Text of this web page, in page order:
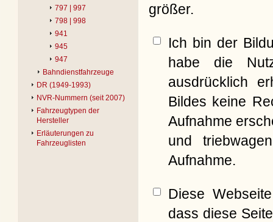
797 | 997
798 | 998
941
945
947
Bahndienstfahrzeuge
DR (1949-1993)
NVR-Nummern (seit 2007)
Fahrzeugtypen der
Hersteller
Erläuterungen zu
Fahrzeuglisten
größer.
Ich bin der
habe die
ausdrücklich
Bildes keine
Aufnahme
und
Aufnahme.
Diese
dass diese